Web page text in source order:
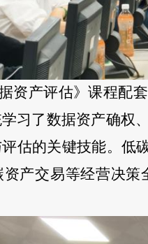
资产评估》课程配
习了数据资产确权
估的关键技能。低
产交易等经营决